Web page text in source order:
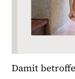
Damit